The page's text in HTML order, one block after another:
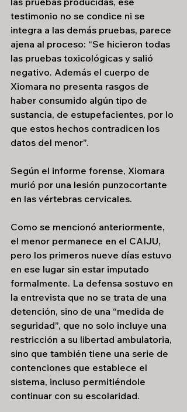
testimonio no se condice ni se
integra a las demás pruebas, parece
ajena al proceso: “Se hicieron todas
las pruebas toxicológicas y salió
negativo. Además el cuerpo de
Xiomara no presenta rasgos de
haber consumido algún tipo de
sustancia, de estupefacientes, por lo
que estos hechos contradicen los
datos del menor”.
Según el informe forense, Xiomara
murió por una lesión punzocortante
en las vértebras cervicales.
Como se mencionó anteriormente,
el menor permanece en el CAIJU,
pero los primeros nueve días estuvo
en ese lugar sin estar imputado
formalmente. La defensa sostuvo en
la entrevista que no se trata de una
detención, sino de una “medida de
seguridad”, que no solo incluye una
restricción a su libertad ambulatoria,
sino que también tiene una serie de
contenciones que establece el
sistema, incluso permitiéndole
continuar con su escolaridad.